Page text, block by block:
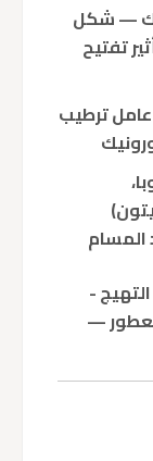
— شكل
تفتيح
ترطيب
المسام
-
—